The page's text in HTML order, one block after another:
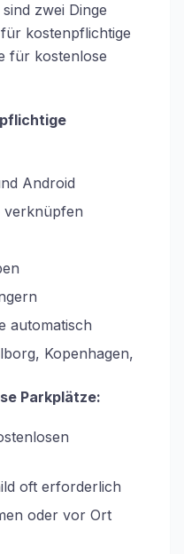
zwei Dinge
kostenpflichtige
für kostenlose
Android
verknüpfen
automatisch
Kopenhagen,
Parkplätze:
oft erforderlich
oder vor Ort